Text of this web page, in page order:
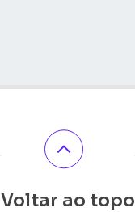
Voltar ao topo